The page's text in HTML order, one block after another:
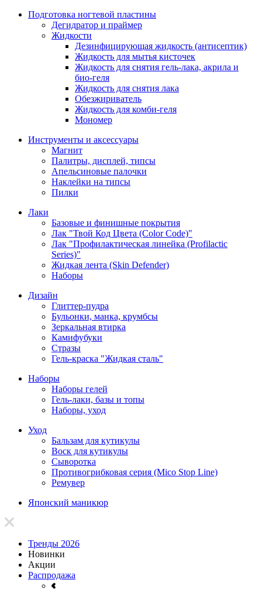
Подготовка ногтевой пластины
Дегидратор и праймер
Жидкости
Дезинфицирующая жидкость (антисептик)
Жидкость для мытья кисточек
Жидкость для снятия гель-лака, акрила и
био-геля
Жидкость для снятия лака
Обезжириватель
Жидкость для комби-геля
Мономер
Инструменты и аксессуары
Магнит
Палитры, дисплей, типсы
Апельсиновые палочки
Наклейки на типсы
Пилки
Лаки
Базовые и финишные покрытия
Лак "Твой Код Цвета (Color Code)"
Лак "Профилактическая линейка (Profilactic
Series)"
Жидкая лента (Skin Defender)
Наборы
Дизайн
Глиттер-пудра
Бульонки, манка, крумбсы
Зеркальная втирка
Камифубуки
Стразы
Гель-краска "Жидкая сталь"
Наборы
Наборы гелей
Гель-лаки, базы и топы
Наборы, уход
Уход
Бальзам для кутикулы
Воск для кутикулы
Сыворотка
Противогрибковая серия (Mico Stop Line)
Ремувер
Японский маникюр
Тренды 2026
Новинки
Акции
Распродажа